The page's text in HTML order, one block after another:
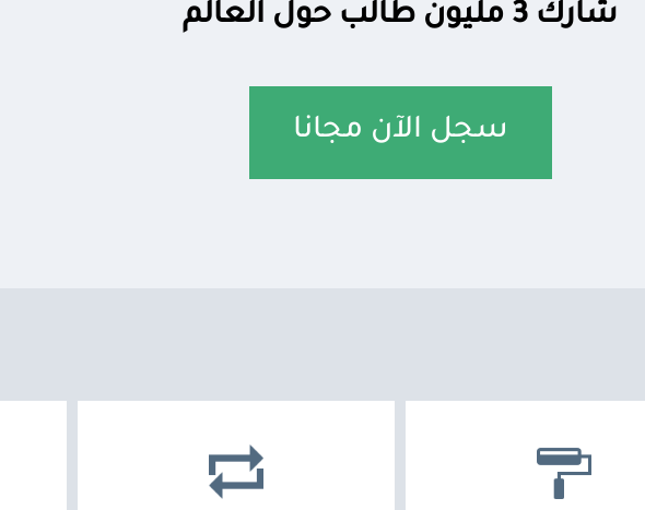
شارك 3 مليون طالب حول العالم
سجل الآن مجانا